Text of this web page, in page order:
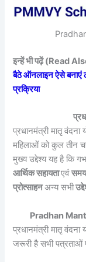
इन्हें भी पढ़ें (Read
बैठे ऑनलाइन ऐसे बनाएं
प्रक्रिया
प्रधानमंत्री मातृ
महिलाओं को कुल तीन
मुख्य उद्देश्य यह है कि
आर्थिक सहायताएवंसमय
प्रोत्साहनअन्य सभी
Pradhan
प्रधानमंत्री मातृ
जरूरी है सभी पत्रताओं